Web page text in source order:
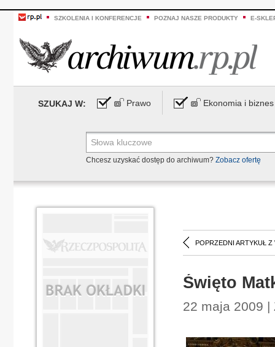
SZKOLENIA I KONFERENCJE POZNAJ NASZE PRODUKTY E-
SZUKAJ W: Prawo Ekonomia i biznes
Chcesz uzyskać dostęp do archiwum? Zobacz ofertę
POPRZEDNI ARTYKUŁ Z
Święto
22 maja 2009 |